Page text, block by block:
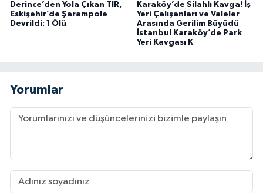
Derince’den Yola Çıkan TIR,
Eskişehir’de Şarampole
Devrildi: 1 Ölü
Karaköy’de Silahlı Kavga! İş
Yeri Çalışanları ve Valeler
Arasında Gerilim Büyüdü
İstanbul Karaköy’de Park
Yeri Kavgası K
Yorumlar